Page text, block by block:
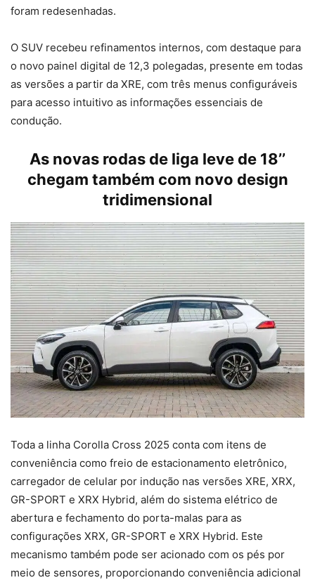
foram redesenhadas.
O SUV recebeu refinamentos internos, com destaque para
o novo painel digital de 12,3 polegadas, presente em todas
as versões a partir da XRE, com três menus configuráveis
para acesso intuitivo as informações essenciais de
condução.
As novas rodas de liga leve de 18’’
chegam também com novo design
tridimensional
Toda a linha Corolla Cross 2025 conta com itens de
conveniência como freio de estacionamento eletrônico,
carregador de celular por indução nas versões XRE, XRX,
GR-SPORT e XRX Hybrid, além do sistema elétrico de
abertura e fechamento do porta-malas para as
configurações XRX, GR-SPORT e XRX Hybrid. Este
mecanismo também pode ser acionado com os pés por
meio de sensores, proporcionando conveniência adicional